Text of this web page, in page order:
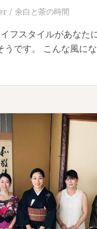
余白と茶の時間
フスタイルがあなた
うです。 こんな風に